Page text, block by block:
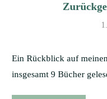
Ein Rückblick auf
insgesamt 9 Bücher